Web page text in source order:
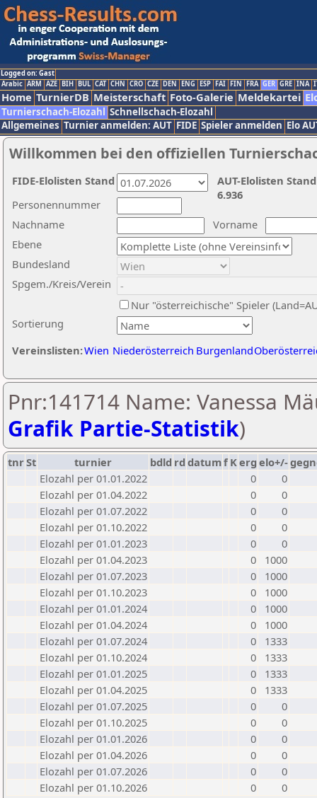
Logged on: Gast
Arabic ARM AZE BIH BUL CAT CHN CRO CZE DEN ENG ESP FAI FIN FRA GER GRE INA
Home TurnierDB Meisterschaft Foto-Galerie Meldekartei
Turnierschach-Elozahl Schnellschach-Elozahl
Allgemeines Turnier anmelden: AUT FIDE Spieler anmelden Elo
Willkommen bei den offiziellen
Nachname
Vorname
Ebene
Sortierung
Personennummer
Bundesland
Spgem./Kreis/Verein
Nur "österreichische" Spieler
Vereinslisten:Wien Niederösterreich Burgenland
AUT-Elolisten
6.936
FIDE-Elolisten Stand
Pnr:141714 Name: Vanessa
Grafik Partie-Statistik)
tnrSt turnier bdld rd datumf Kerg elo+/-
Elozahl per 01.01.2022
0
0
Elozahl per 01.04.2022
0
0
Elozahl per 01.07.2022
0
0
Elozahl per 01.10.2022
0
0
Elozahl per 01.01.2023
0
0
Elozahl per 01.04.2023
0
1000
Elozahl per 01.07.2023
0
1000
Elozahl per 01.10.2023
0
1000
Elozahl per 01.01.2024
0
1000
Elozahl per 01.04.2024
0
1000
Elozahl per 01.07.2024
0
1333
Elozahl per 01.10.2024
0
1333
Elozahl per 01.01.2025
0
1333
Elozahl per 01.04.2025
0
1333
Elozahl per 01.07.2025
0
0
Elozahl per 01.10.2025
0
0
Elozahl per 01.01.2026
0
0
Elozahl per 01.04.2026
0
0
Elozahl per 01.07.2026
0
0
Elozahl per 01.10.2026
0 0